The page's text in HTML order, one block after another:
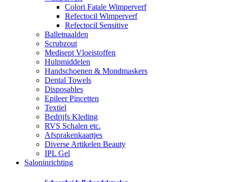
Colori Fatale Wimperverf
Refectocil Wimperverf
Refectocil Sensitive
Balletnaalden
Scrubzout
Medisept Vloeistoffen
Hulpmiddelen
Handschoenen & Mondmaskers
Dental Towels
Disposables
Epileer Pincetten
Textiel
Bedrijfs Kleding
RVS Schalen etc.
Afsprakenkaartjes
Diverse Artikelen Beauty
IPL Gel
Saloninrichting